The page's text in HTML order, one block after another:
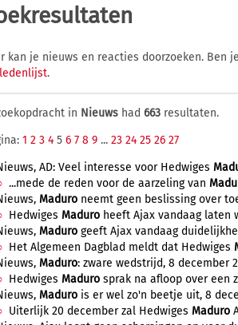
kan je nieuws en reacties doorzoeken. Ben
ledenlijst.
in Nieuws had 663 resultaten.
1 2 3 4 5 6 7 8 9 ... 23 24 25 26 27
AD: Veel interesse voor Hedwiges
...mede de reden voor de aarzeling van
Maduro neemt geen beslissing over
Hedwiges Maduro heeft Ajax vandaag laten
Maduro geeft Ajax vandaag
Het Algemeen Dagblad meldt dat Hedwiges
Maduro: zware wedstrijd, 8 december
Hedwiges Maduro sprak na afloop over een
Maduro is er wel zo'n beetje uit, 8
Uiterlijk 20 december zal Hedwiges Maduro